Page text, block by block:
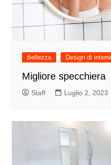
Bellezza Design di interni
Migliore specchiera
Staff Luglio 2, 2023